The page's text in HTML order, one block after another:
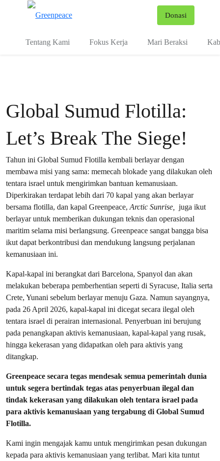
Donasi
Tentang Kami Fokus Kerja Mari Beraksi
Global Sumud Flotilla:
Let’s Break The Siege!
Tahun ini Global Sumud Flotilla kembali berlayar dengan
membawa misi yang sama: memecah blokade yang dilakukan oleh
tentara israel untuk mengirimkan bantuan kemanusiaan.
Diperkirakan terdapat lebih dari 70 kapal yang akan berlayar
bersama flotilla, dan kapal Greenpeace,Arctic Sunrise, juga ikut
berlayar untuk memberikan dukungan teknis dan operasional
maritim selama misi berlangsung. Greenpeace sangat bangga bisa
ikut dapat berkontribusi dan mendukung langsung perjalanan
kemanusiaan ini.
Kapal-kapal ini berangkat dari Barcelona, Spanyol dan akan
melakukan beberapa pemberhentian seperti di Syracuse, Italia serta
Crete, Yunani sebelum berlayar menuju Gaza. Namun sayangnya,
pada 26 April 2026, kapal-kapal ini dicegat secara ilegal oleh
tentara israel di perairan internasional. Penyerbuan ini berujung
pada penangkapan aktivis kemanusiaan, kapal-kapal yang rusak,
hingga kekerasan yang didapatkan oleh para aktivis yang
ditangkap.
Greenpeace secara tegas mendesak semua pemerintah dunia
untuk segera bertindak tegas atas penyerbuan ilegal dan
tindak kekerasan yang dilakukan oleh tentara israel pada
para aktivis kemanusiaan yang tergabung di Global Sumud
Flotilla.
Kami ingin mengajak kamu untuk mengirimkan pesan dukungan
kepada para aktivis kemanusiaan yang terlibat. Mari kita tuntut